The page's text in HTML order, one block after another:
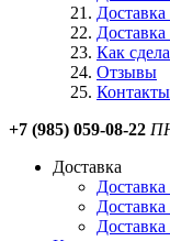
Как
Отзывы
Контакты
+7 (985) 059-08-22
Доставка